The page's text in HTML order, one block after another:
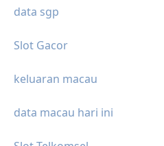
data sgp
Slot Gacor
keluaran macau
data macau hari ini